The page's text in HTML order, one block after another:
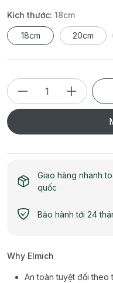
Kích thước: 18cm
18cm 20cm
Giao hàng nhanh
quốc
Bảo hành tới 24
Why Elmich
An toàn tuyệt đối theo